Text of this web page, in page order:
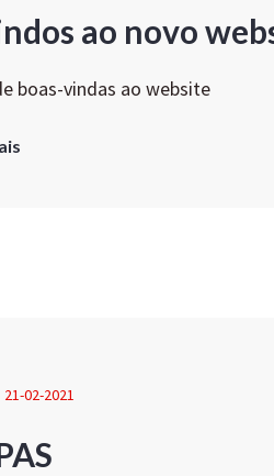
ao novo
boas-vindas ao website
21-02-2021